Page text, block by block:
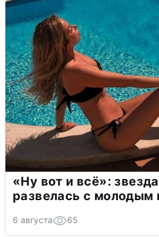
«Ну вот и всё»:
развелась с
6 августа 65